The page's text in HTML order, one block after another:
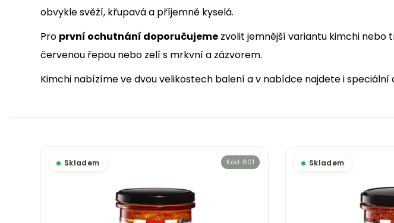
obvykle svěží, křupavá a příjemně kyselá.
Pro první ochutnání doporučujeme zvolit jemnější variantu kimchi nebo
červenou řepou nebo zelí s mrkvní a zázvorem.
Kimchi nabízíme ve dvou velikostech balení a v nabídce najdete i
Skladem Kód: 601 Skladem
169 Kč